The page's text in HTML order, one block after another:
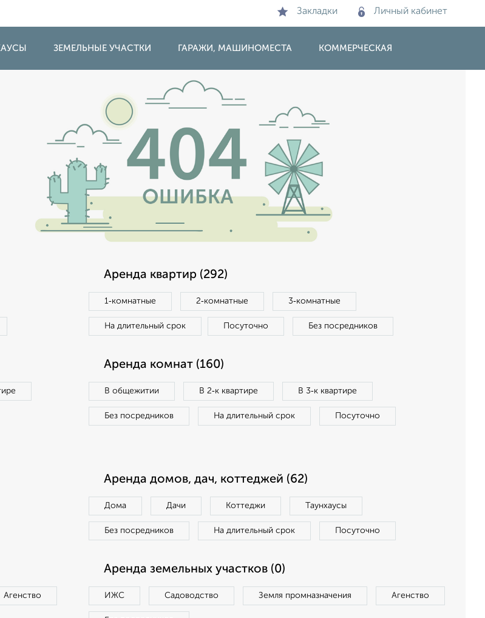
Закладки Личный кабинет
ЗЕМЕЛЬНЫЕ УЧАСТКИ ГАРАЖИ, МАШИНОМЕСТА КОММЕРЧЕСКАЯ
Аренда квартир (292)
1‑комнатные 2‑комнатные 3‑комнатные
На длительный срок Посуточно Без посредников
Аренда комнат (160)
В общежитии В 2‑к квартире В 3‑к квартире
Без посредников На длительный срок Посуточно
Аренда домов, дач, коттеджей (62)
Дома Дачи Коттеджи Таунхаусы
Без посредников На длительный срок Посуточно
Агенство
Аренда земельных участков (0)
ИЖС Садоводство Земля промназначения Агенство